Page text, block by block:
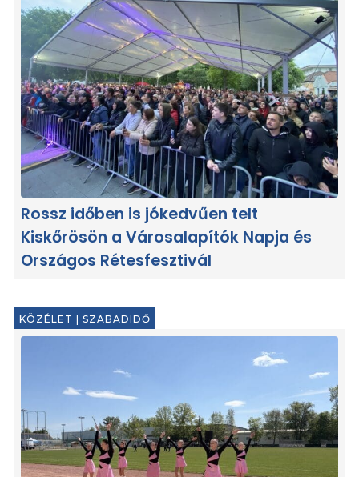
Rossz időben is jókedvűen telt
Kiskőrösön a Városalapítók Napja és
Országos Rétesfesztivál
KÖZÉLET | SZABADIDŐ